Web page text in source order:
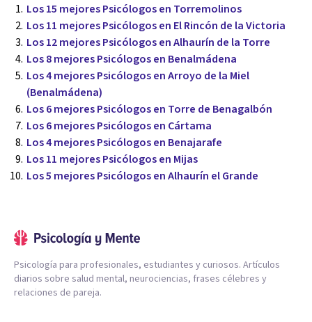
Los 15 mejores Psicólogos en Torremolinos
Los 11 mejores Psicólogos en El Rincón de la Victoria
Los 12 mejores Psicólogos en Alhaurín de la Torre
Los 8 mejores Psicólogos en Benalmádena
Los 4 mejores Psicólogos en Arroyo de la Miel
(Benalmádena)
Los 6 mejores Psicólogos en Torre de Benagalbón
Los 6 mejores Psicólogos en Cártama
Los 4 mejores Psicólogos en Benajarafe
Los 11 mejores Psicólogos en Mijas
Los 5 mejores Psicólogos en Alhaurín el Grande
Psicología para profesionales, estudiantes y curiosos. Artículos
diarios sobre salud mental, neurociencias, frases célebres y
relaciones de pareja.